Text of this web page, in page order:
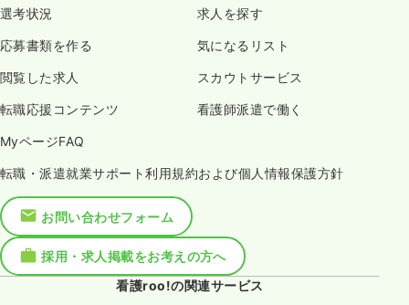
選考状況 求人を探す
応募書類を作る 気になるリスト
閲覧した求人 スカウトサービス
転職応援コンテンツ 看護師派遣で働く
MyページFAQ
転職・派遣就業サポート利用規約および個人情報保護方針
お問い合わせフォーム
採用・求人掲載をお考えの方へ
看護roo!の関連サービス